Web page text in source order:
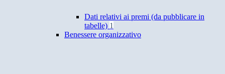
Dati relativi ai premi (da pubblicare in
tabelle) 1
Benessere organizzativo